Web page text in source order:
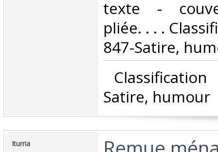
texte -
pliée. . . .
847-Satire,
Satire, humour‎
‎Iturria‎